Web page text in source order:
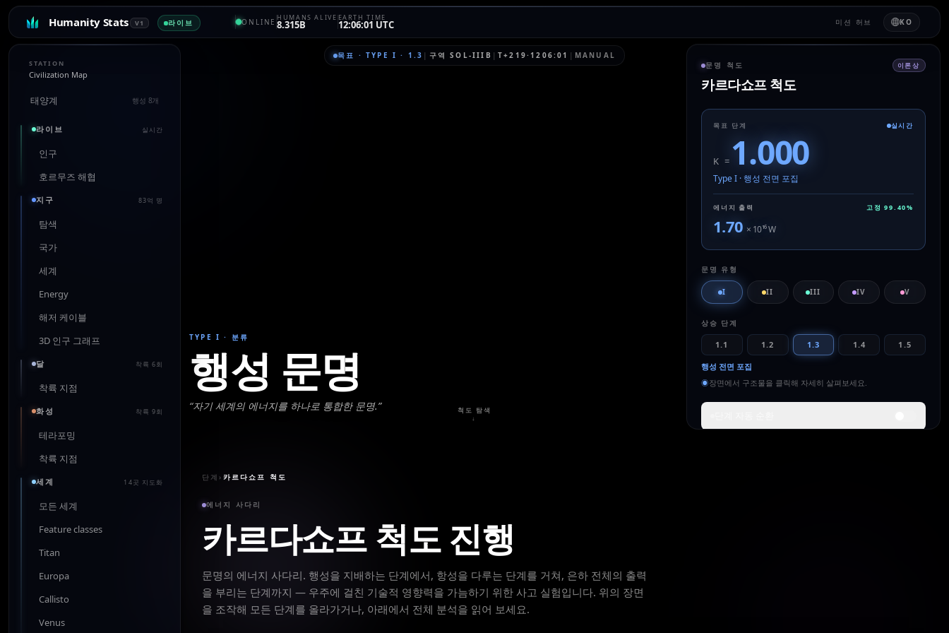
Humanity Stats V1 라이브 ONLINE HUMANS ALIVE
8.315B
EARTH TIME
12:06:01 UTC 미션 허브 KO
STATION
Civilization Map
태양계 행성 8개
라이브 실시간
인구
호르무즈 해협
지구 83억 명
탐색
국가
세계
Energy
해저 케이블
3D 인구 그래프
달 착륙 6회
착륙 지점
화성 착륙 9회
테라포밍
착륙 지점
세계 14곳 지도화
모든 세계
Feature classes
Titan
Europa
Callisto
Venus
목표 · TYPE I · 1.3 | 구역 SOL-IIIB |T+219·1206:01 | MANUAL
TYPE I · 분류
행성 문명
“자기 세계의 에너지를 하나로 통합한 문명.”
척도 탐색
↓
문명 척도 이론상
카르다쇼프 척도
목표 단계 실시간
K = 1.000
Type I ·행성 전면 포집
에너지 출력 고정 99.40%
1.70 × 10¹⁶W
문명 유형
I II III IV V
상승 단계
1.1 1.2 1.3 1.4 1.5
행성 전면 포집
◉장면에서 구조물을 클릭해 자세히 살펴보세요.
단계 › 카르다쇼프 척도
에너지 사다리
카르다쇼프 척도 진행
문명의 에너지 사다리. 행성을 지배하는 단계에서, 항성을 다루는 단계를 거쳐, 은하 전체의 출력
을 부리는 단계까지 — 우주에 걸친 기술적 영향력을 가늠하기 위한 사고 실험입니다. 위의 장면
을 조작해 모든 단계를 올라가거나, 아래에서 전체 분석을 읽어 보세요.